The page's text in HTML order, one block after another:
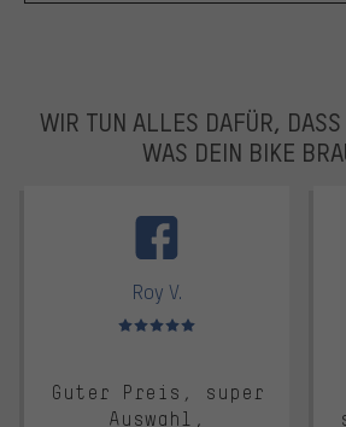
WIR TUN ALLES DAFÜR,
WAS DEIN BIKE
Roy V.
Bewertungen: 5 von 5
Guter Preis, super
Auswahl,